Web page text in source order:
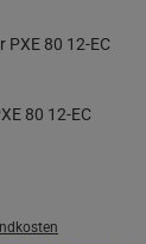
80 12-EC